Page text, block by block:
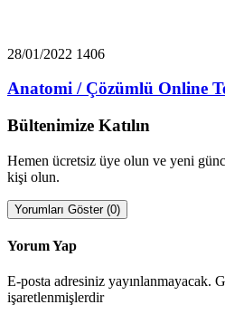
28/01/2022 1406
Anatomi / Çözümlü Online
Bültenimize Katılın
Hemen ücretsiz üye olun ve yeni
kişi olun.
Yorumları Göster (0)
Yorum Yap
E-posta adresiniz yayınlanmayacak.
işaretlenmişlerdir